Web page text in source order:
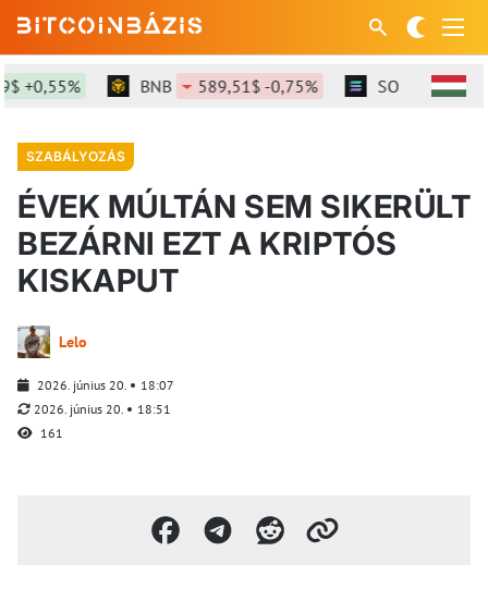
BNB 589,51$ -0,75% SOL 73,58$
SZABÁLYOZÁS
ÉVEK MÚLTÁN SEM SIKERÜLT
BEZÁRNI EZT A KRIPTÓS
KISKAPUT
Lelo
2026. június 20.
18:07
2026. június 20.
18:51
161